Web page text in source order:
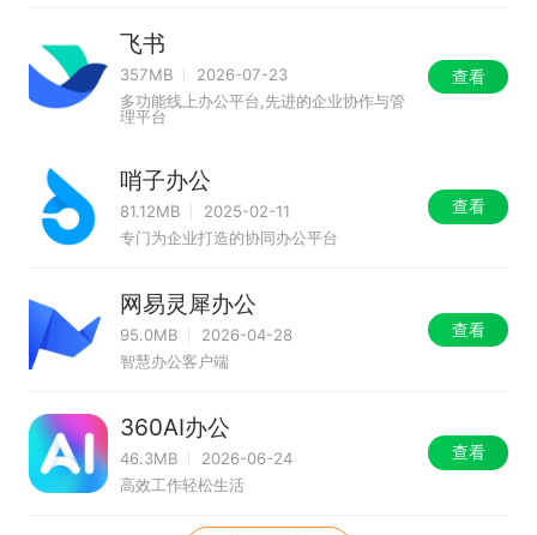
飞书
357MB
2026-07-23
多功能线上办公平台,先进的企业协作与管
理平台
查看
哨子办公
81.12MB
2025-02-11
专门为企业打造的协同办公平台
查看
网易灵犀办公
95.0MB
2026-04-28
智慧办公客户端
查看
360AI办公
46.3MB
2026-06-24
高效工作轻松生活
查看